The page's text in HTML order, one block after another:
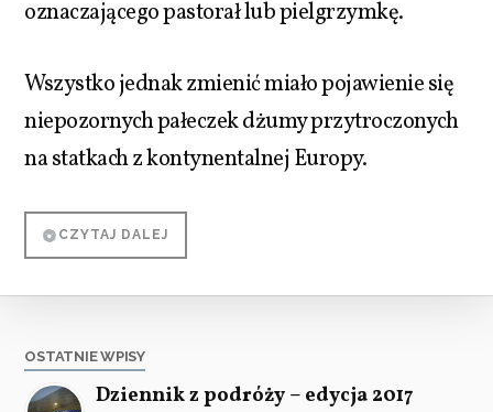
oznaczającego pastorał lub pielgrzymkę.
Wszystko jednak zmienić miało pojawienie się
niepozornych pałeczek dżumy przytroczonych
na statkach z kontynentalnej Europy.
CZYTAJ DALEJ
OSTATNIE WPISY
Dziennik z podróży – edycja 2017